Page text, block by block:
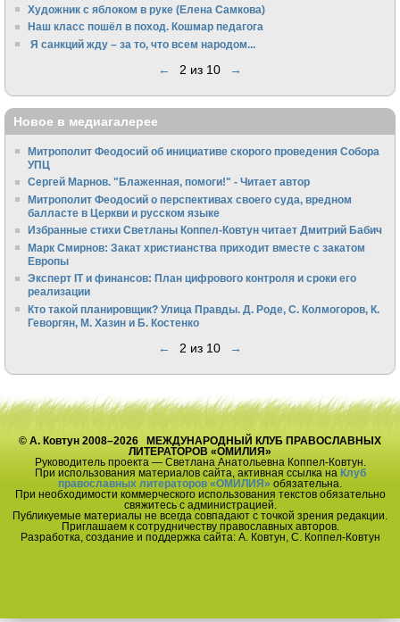
Художник с яблоком в руке (Елена Самкова)
Наш класс пошёл в поход. Кошмар педагога
Я санкций жду – за то, что всем народом...
← 2 из 10 →
Новое в медиагалерее
Митрополит Феодосий об инициативе скорого проведения Собора
УПЦ
Сергей Марнов. "Блаженная, помоги!" - Читает автор
Митрополит Феодосий о перспективах своего суда, вредном
балласте в Церкви и русском языке
Избранные стихи Светланы Коппел-Ковтун читает Дмитрий Бабич
Марк Смирнов: Закат христианства приходит вместе с закатом
Европы
Эксперт IT и финансов: План цифрового контроля и сроки его
реализации
Кто такой планировщик? Улица Правды. Д. Роде, С. Колмогоров, К.
Геворгян, М. Хазин и Б. Костенко
← 2 из 10 →
© А. Ковтун 2008–2026 МЕЖДУНАРОДНЫЙ КЛУБ ПРАВОСЛАВНЫХ
ЛИТЕРАТОРОВ «ОМИЛИЯ»
Руководитель проекта — Светлана Анатольевна Коппел-Ковтун.
При использования материалов сайта, активная ссылка на Клуб
православных литераторов «ОМИЛИЯ» обязательна.
При необходимости коммерческого использования текстов обязательно
свяжитесь с администрацией.
Публикуемые материалы не всегда совпадают с точкой зрения редакции.
Приглашаем к сотрудничеству православных авторов.
Разработка, создание и поддержка сайта: А. Ковтун, С. Коппел-Ковтун